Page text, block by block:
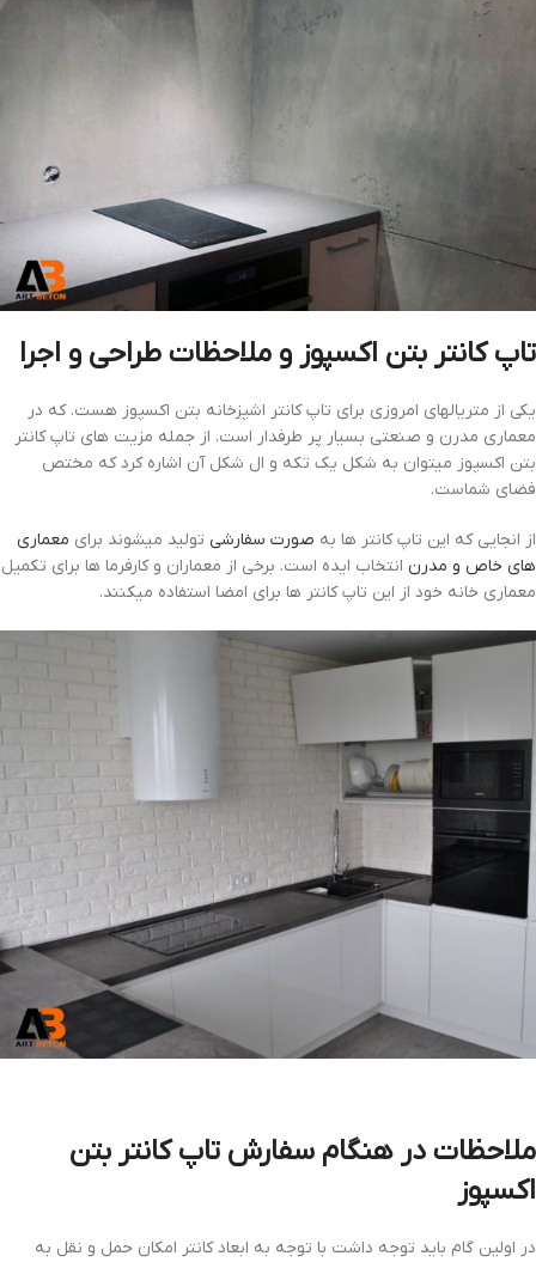
تاپ کانتر بتن اکسپوز و ملاحظات طراحی و اجرا
یکی از متریالهای امروزی برای تاپ کانتر اشپزخانه بتن اکسپوز هست. که در
معماری مدرن و صنعتی بسیار پر طرفدار است. از جمله مزیت های تاپ کانتر
بتن اکسپوز میتوان به شکل یک تکه و ال شکل آن اشاره کرد که مختص
فضای شماست.
از انجایی که این تاپ کانتر ها به صورت سفارشی تولید میشوند برای معماری
های خاص و مدرن انتخاب ایده است. برخی از معماران و کارفرما ها برای تکمیل
معماری خانه خود از این تاپ کانتر ها برای امضا استفاده میکنند.
ملاحظات در هنگام سفارش تاپ کانتر بتن
اکسپوز
در اولین گام باید توجه داشت با توجه به ابعاد کانتر امکان حمل و نقل به